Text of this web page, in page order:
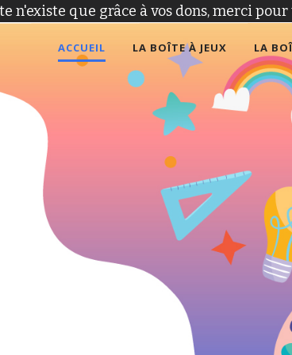
n'existe que grâce à vos dons, merci
ACCUEIL LA BOÎTE À JEUX LA